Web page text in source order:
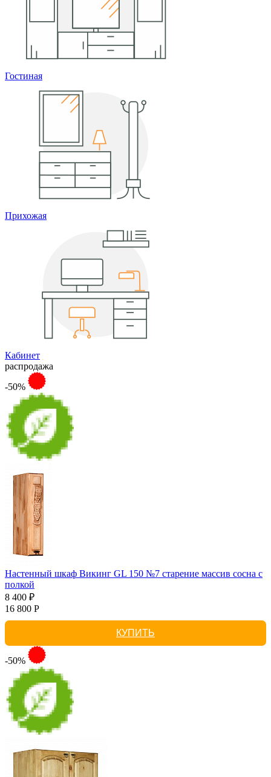
Гостиная
Прихожая
Кабинет
распродажа
-50%
Настенный шкаф Викинг GL 150 №7 старение массив сосна с
полкой
8 400 ₽
16 800 Р
КУПИТЬ
-50%